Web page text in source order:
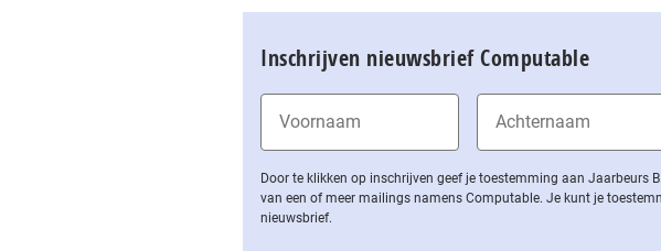
Inschrijven nieuwsbrief Computable
Door te klikken op inschrijven geef je toestemming aan Jaarbeurs
van een of meer mailings namens Computable. Je kunt je
nieuwsbrief.